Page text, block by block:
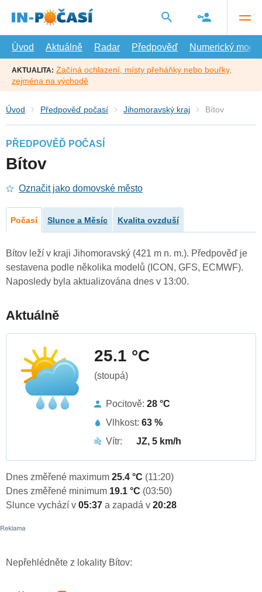
hlavní
Úvod
Aktuálně Radar Předpověď Numerický model
AKTUALITA: Začíná ochlazení, místy přeháňky nebo bouřky,
zejména na východě
Úvod Předpověď počasí Jihomoravský kraj Bítov
PŘEDPOVĚĎ POČASÍ
Bítov
Označit jako domovské město
Počasí Slunce a Měsíc Kvalita ovzduší
Bítov leží v kraji Jihomoravský (421 m n. m.). Předpověď je
sestavena podle několika modelů (ICON, GFS, ECMWF).
Naposledy byla aktualizována dnes v 13:00.
Aktuálně
25.1 °C
(stoupá)
Pocitově: 28 °C
Vlhkost: 63 %
Vítr:
JZ, 5 km/h
Dnes změřené maximum 25.4 °C (11:20)
Dnes změřené minimum 19.1 °C (03:50)
Slunce vychází v 05:37 a zapadá v 20:28
Nepřehlédněte z lokality Bítov: